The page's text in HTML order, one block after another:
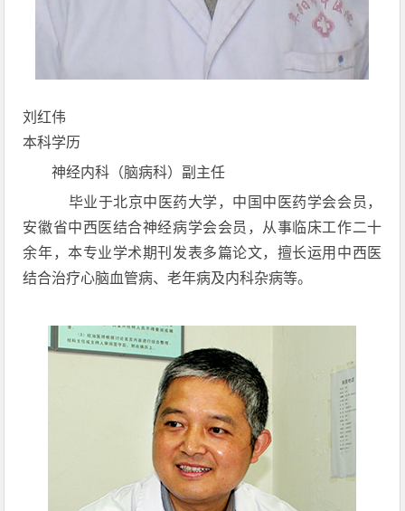
刘红伟
本科学历
神经内科（脑病科）副主任
毕业于北京中医药大学，中国中医药学会会员，
安徽省中西医结合神经病学会会员，从事临床工作二十
余年，本专业学术期刊发表多篇论文，擅长运用中西医
结合治疗心脑血管病、老年病及内科杂病等。